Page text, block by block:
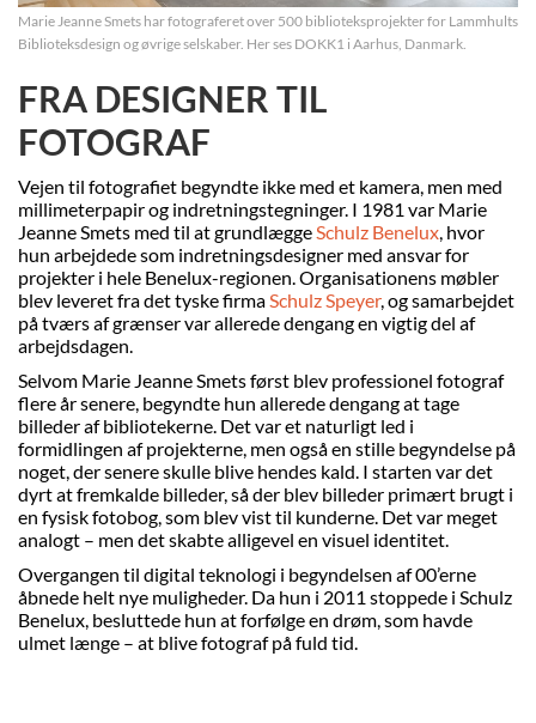
Marie Jeanne Smets har fotograferet over 500 biblioteksprojekter for Lammhults
Biblioteksdesign og øvrige selskaber. Her ses DOKK1 i Aarhus, Danmark.
FRA DESIGNER TIL
FOTOGRAF
Vejen til fotografiet begyndte ikke med et kamera, men med
millimeterpapir og indretningstegninger. I 1981 var Marie
Jeanne Smets med til at grundlægge Schulz Benelux , hvor
hun arbejdede som indretningsdesigner med ansvar for
projekter i hele Benelux-regionen. Organisationens møbler
blev leveret fra det tyske firma Schulz Speyer, og samarbejdet
på tværs af grænser var allerede dengang en vigtig del af
arbejdsdagen.
Selvom Marie Jeanne Smets først blev professionel fotograf
flere år senere, begyndte hun allerede dengang at tage
billeder af bibliotekerne. Det var et naturligt led i
formidlingen af projekterne, men også en stille begyndelse på
noget, der senere skulle blive hendes kald. I starten var det
dyrt at fremkalde billeder, så der blev billeder primært brugt i
en fysisk fotobog, som blev vist til kunderne. Det var meget
analogt – men det skabte alligevel en visuel identitet.
Overgangen til digital teknologi i begyndelsen af 00’erne
åbnede helt nye muligheder. Da hun i 2011 stoppede i Schulz
Benelux, besluttede hun at forfølge en drøm, som havde
ulmet længe – at blive fotograf på fuld tid.